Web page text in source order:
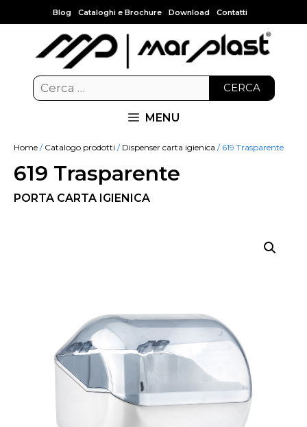
Blog Cataloghi e Brochure Download Contatti
CERCA
MENU
Home / Catalogo prodotti / Dispenser carta igienica / 619 Trasparente
619 Trasparente
PORTA CARTA IGIENICA